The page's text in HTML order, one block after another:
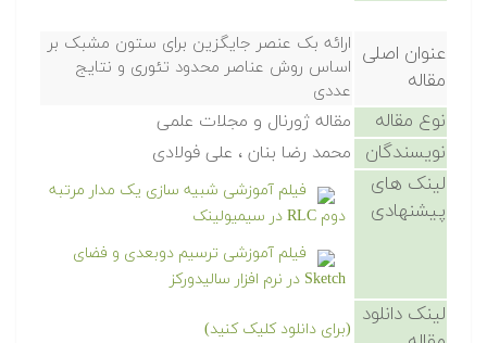
عنوان اصلی
مقاله
ارائه بک عنصر جایگزین برای ستون مشبک بر
اساس روش عناصر محدود تئوری و نتایج
عددی
نوع مقاله مقاله ژورنال و مجلات علمی
نویسندگان محمد رضا بنان ، علی فولادی
لینک های
پیشنهادی
فیلم آموزشی شبیه سازی یک مدار مرتبه
دوم RLC در سیمیولینک
فیلم آموزشی ترسیم دوبعدی و فضای
Sketch در نرم افزار سالیدورکز
لینک دانلود
(برای دانلود کلیک کنید)